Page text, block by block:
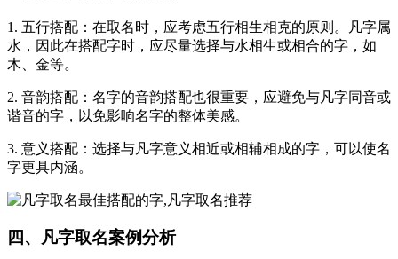
1. 五行搭配：在取名时，应考虑五行相生相克的原则。凡字属
水，因此在搭配字时，应尽量选择与水相生或相合的字，如
木、金等。
2. 音韵搭配：名字的音韵搭配也很重要，应避免与凡字同音或
谐音的字，以免影响名字的整体美感。
3. 意义搭配：选择与凡字意义相近或相辅相成的字，可以使名
字更具内涵。
四、凡字取名案例分析